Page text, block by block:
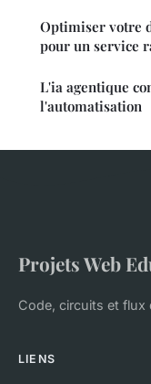
Optimiser votre
pour un service
L'ia agentique
l'automatisation
Projets Web
Code, circuits et flux
LIENS